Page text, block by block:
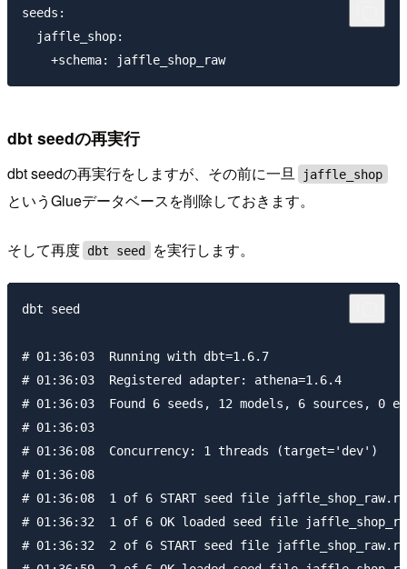
seeds:
  jaffle_shop:
dbt seedの再実行
dbt seedの再実行をしますが、その前に一旦 jaffle_shop
というGlueデータベースを削除しておきます。
そして再度 dbt seed を実行します。
dbt seed
# 01:36:03  Running with dbt=1.6.7
# 01:36:03  Registered adapter: athena=1.6.4
# 01:36:03  Found 6 seeds, 12 models, 6 sources, 0
# 01:36:03
# 01:36:08  Concurrency: 1 threads (target='dev')
# 01:36:08
# 01:36:08  1 of 6 START seed file
# 01:36:32  1 of 6 OK loaded seed file
# 01:36:32  2 of 6 START seed file